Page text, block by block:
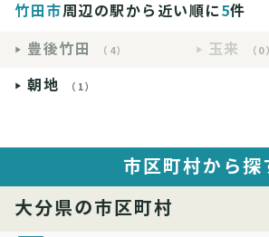
竹田市周辺の駅から近い順に5件
豊後竹田
（4） 玉来 （0
朝地 （1）
市区町村から探
大分県の市区町村